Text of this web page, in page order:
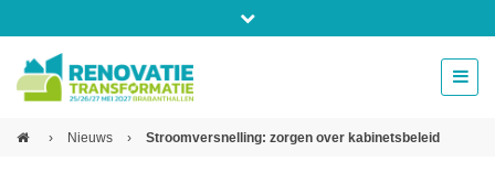
beurs@54events.nl
› Nieuws › Stroomversnelling: zorgen over kabinetsbeleid